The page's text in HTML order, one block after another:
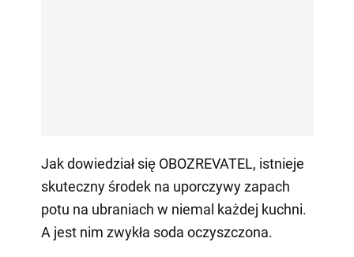
Jak dowiedział się OBOZREVATEL, istnieje
skuteczny środek na uporczywy zapach
potu na ubraniach w niemal każdej kuchni.
A jest nim zwykła soda oczyszczona.